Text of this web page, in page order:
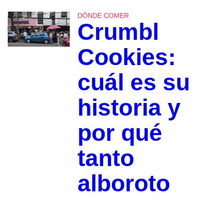
DÓNDE COMER
Crumbl
Cookies:
cuál es su
historia y
por qué
tanto
alboroto